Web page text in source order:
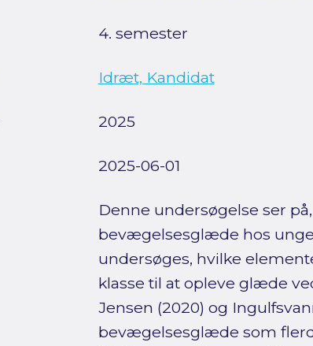
4. semester
Idræt, Kandidat
2025
2025-06-01
Denne undersøgelse ser
bevægelsesglæde hos
undersøges, hvilke
klasse til at opleve glæde
Jensen (2020) og
bevægelsesglæde som